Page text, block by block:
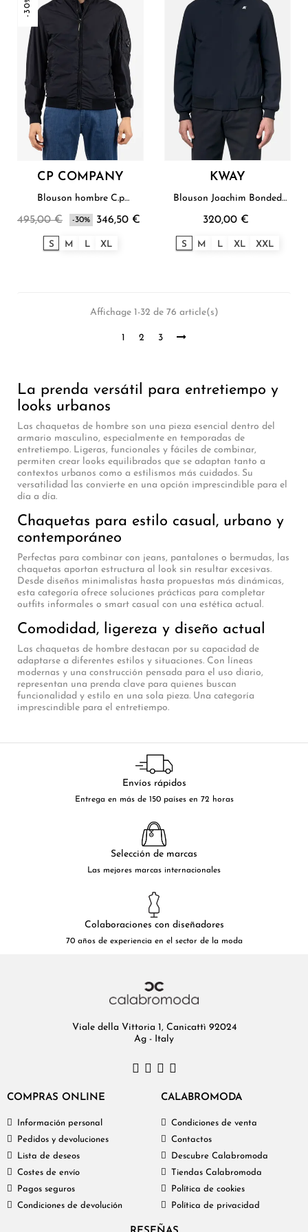
-30%
CP COMPANY
Blouson hombre C.p
495,00 € -30% 346,50 €
S M L XL
KWAY
Blouson Joachim Bonded
320,00 €
S M L XL XXL
Affichage 1-32 de 76 article(s)
1 2 3
La prenda versátil para entretiempo y
looks urbanos
Las chaquetas de hombre son una pieza esencial dentro del
armario masculino, especialmente en temporadas de
entretiempo. Ligeras, funcionales y fáciles de combinar,
permiten crear looks equilibrados que se adaptan tanto a
contextos urbanos como a estilismos más cuidados. Su
versatilidad las convierte en una opción imprescindible para el
día a día.
Chaquetas para estilo casual, urbano y
contemporáneo
Perfectas para combinar con jeans, pantalones o bermudas, las
chaquetas aportan estructura al look sin resultar excesivas.
Desde diseños minimalistas hasta propuestas más dinámicas,
esta categoría ofrece soluciones prácticas para completar
outfits informales o smart casual con una estética actual.
Comodidad, ligereza y diseño actual
Las chaquetas de hombre destacan por su capacidad de
adaptarse a diferentes estilos y situaciones. Con líneas
modernas y una construcción pensada para el uso diario,
representan una prenda clave para quienes buscan
funcionalidad y estilo en una sola pieza. Una categoría
imprescindible para el entretiempo.
Envíos rápidos
Entrega en más de 150 países en 72 horas
Selección de marcas
Las mejores marcas internacionales
Colaboraciones con diseñadores
70 años de experiencia en el sector de la moda
Viale della Vittoria 1, Canicattì 92024
Ag - Italy
COMPRAS ONLINE
Información personal
Pedidos y devoluciones
Lista de deseos
Costes de envío
Pagos seguros
Condiciones de devolución
CALABROMODA
Condiciones de venta
Contactos
Descubre Calabromoda
Tiendas Calabromoda
Política de cookies
Política de privacidad